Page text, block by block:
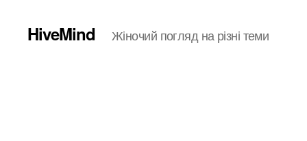
HiveMind Жіночий погляд на різні теми